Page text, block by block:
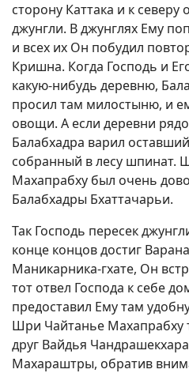
сторону Каттака и к северу
джунгли. В джунглях Ему
и всех их Он побудил
Кришна. Когда Господь и
какую-нибудь деревню,
просил там милостыню, и
овощи. А если деревни
Балабхадра варил
собранный в лесу шпинат.
Махапрабху был очень
Балабхадры Бхаттачарьи.
Так Господь пересек
конце концов достиг
Маникарника-гхате, Он
тот отвел Господа к себе
предоставил Ему там
Шри Чайтанье Махапрабху
друг Вайдья
Махараштры, обратив